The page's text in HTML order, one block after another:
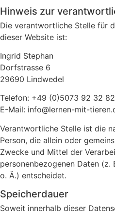
Hinweis zur
Die verantwortliche Stelle für
dieser Website ist:
Ingrid Stephan
Dorfstrasse 6
29690 Lindwedel
Telefon: +49 (0)5073 92 32 82
E-Mail: info@lernen-mit-
Verantwortliche Stelle ist die
Person, die allein oder
Zwecke und Mittel der
personenbezogenen Daten (z.
o. Ä.) entscheidet.
Speicherdauer
Soweit innerhalb dieser